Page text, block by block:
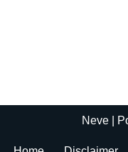
Neve |